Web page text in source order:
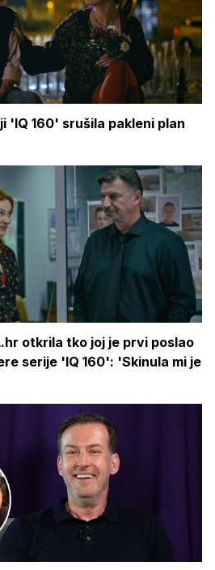
'IQ 160' srušila pakleni plan
otkrila tko joj je prvi poslao
serije 'IQ 160': 'Skinula mi je